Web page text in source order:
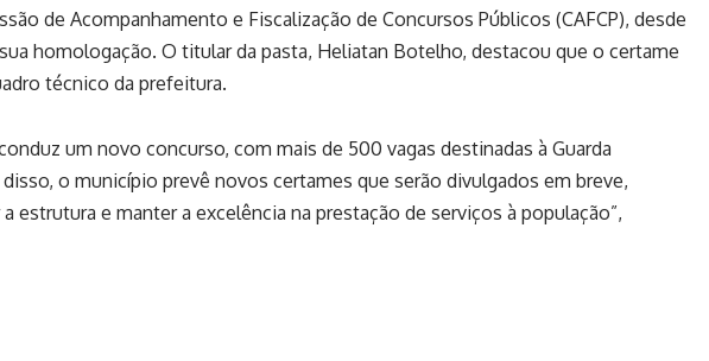
de Acompanhamento e Fiscalização de Concursos Públicos (CAFCP), desde
homologação. O titular da pasta, Heliatan Botelho, destacou que o certame
técnico da prefeitura.
um novo concurso, com mais de 500 vagas destinadas à Guarda
o município prevê novos certames que serão divulgados em breve,
estrutura e manter a excelência na prestação de serviços à população”,